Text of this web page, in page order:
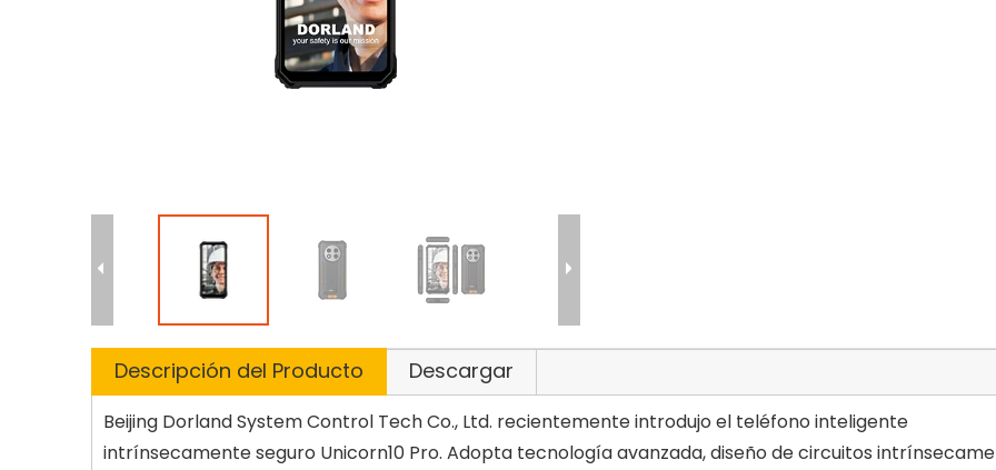
Descripción del Producto Descargar
Beijing Dorland System Control Tech Co., Ltd. recientemente introdujo el teléfono inteligente
intrínsecamente seguro Unicorn10 Pro. Adopta tecnología avanzada, diseño de circuitos